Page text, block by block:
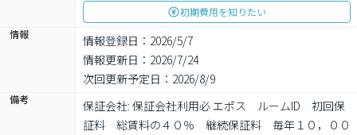
初期費用を知りたい
情報
情報登録日：2026/5/7
情報更新日：2026/7/24
次回更新予定日：2026/8/9
備考
保証会社: 保証会社利用必 エポス　ルームID　初回保
証料　総賃料の４０％　継続保証料　毎年１０，００